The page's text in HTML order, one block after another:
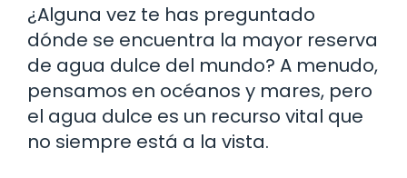
¿Alguna vez te has preguntado
dónde se encuentra la mayor reserva
de agua dulce del mundo? A menudo,
pensamos en océanos y mares, pero
el agua dulce es un recurso vital que
no siempre está a la vista.